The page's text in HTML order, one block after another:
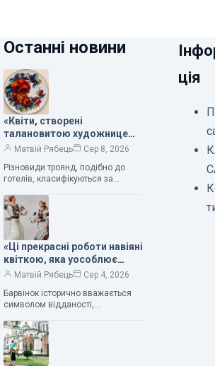
Останні новини
«Квіти, створені
талановитою художницею
Валентиною Трегубовою,
— колекціонерка Людмила
Карпінська-Романюк
Матвій Рябець
Сер 8, 2026
Різновиди троянд, подібно до
готелів, класифікуються за
класифікації квітів їх лише чотири.
Критерії оцінки включають
розмір…
«Ці прекрасні роботи навіяні
квіткою, яка уособлює
нескінченне кохання», —
Людмила Карпінська-
Романюк
Матвій Рябець
Сер 4, 2026
Барвінок історично вважається
символом відданості,
та тривалого подружнього союзу.
Саме тому ця рослина надихала і
продовжує надихати митців на
ція